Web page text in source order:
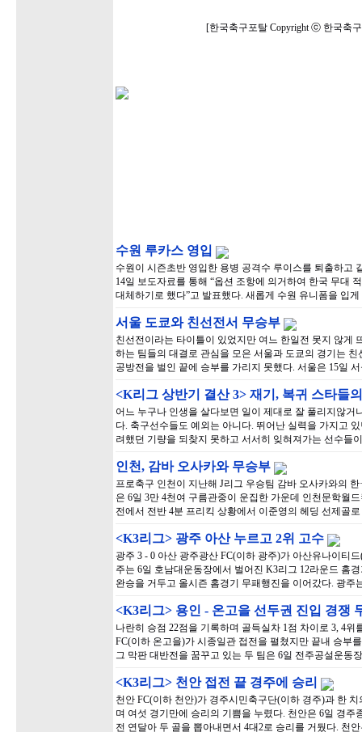
[한국축구포탈 Copyright ⓒ 한국축
수원 루카스 영입
수원이 시즌초반 영입한 용병 공격수 루이스를 퇴출하고
14일 보도자료를 통해 “옵션 조항에 의거하여 한국 무대
대체하기로 했다”고 발표했다. 새롭게 수원 유니폼을 입
서울 도쿄와 친선전서 무승부
친선전이라는 타이틀이 있었지만 여느 한일전 못지 않게
하는 팀들의 대결로 관심을 모은 서울과 도쿄의 경기는
공방전을 벌인 끝에 승부를 가리지 못했다. 서울은 15일
<K리그 상반기 결산 3> 재기, 복귀 스타들
어느 누구나 인생을 살다보면 일이 제대로 잘 풀리지않
다. 축구선수들도 예외는 아니다. 뛰어난 실력을 가지고
려했던 기량을 되찾지 못하고 서서히 잊혀져가는 선수들
인천, 감바 오사카와 무승부
프로축구 인천이 지난해 J리그 우승팀 감바 오사카와의
은 6일 3만 4천여 구름관중이 운집한 가운데 인천문학월
전에서 전반 4분 프리킥 상황에서 이준영의 헤딩 선제골
<K3리그> 광주 아산 누르고 2위 고수
광주 3 - 0 아산 광주광산 FC(이하 광주)가 아산유나이티
주는 6일 호남대운동장에서 벌어진 K3리그 12라운드 홈
완승을 거두고 올시즌 홈경기 무패행진을 이어갔다. 광주
<K3리그> 용인 - 온고을 선두권 진입 경쟁
나란히 승점 22점을 기록하며 골득실차 1점 차이로 3, 4
FC(이하 온고을)가 시종일관 접전을 펼쳤지만 끝내 승부
그 막판 대반전을 꿈꾸고 있는 두 팀은 6일 전주공설운동
<K3리그> 천안 접전 끝 경주에 승리
천안 FC(이하 천안)가 경주시민축구단(이하 경주)과 한
며 여섯 경기만에 승리의 기쁨을 누렸다. 천안은 6일 경
전 연달아 두 골을 뽑아내면서 4대2로 승리를 거뒀다. 천